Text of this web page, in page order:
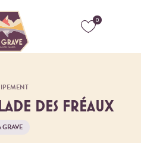
0
DES FRÉAUX
GRAVE